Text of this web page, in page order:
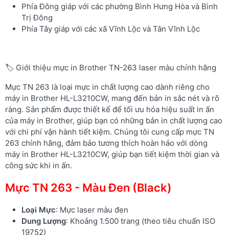
Phía Đông giáp với các phường Bình Hưng Hòa và Bình
Trị Đông
Phía Tây giáp với các xã Vĩnh Lộc và Tân Vĩnh Lộc
🏷️ Giới thiệu mực in Brother TN-263 laser màu chính hãng
Mực TN 263 là loại mực in chất lượng cao dành riêng cho
máy in Brother HL-L3210CW, mang đến bản in sắc nét và rõ
ràng. Sản phẩm được thiết kế để tối ưu hóa hiệu suất in ấn
của máy in Brother, giúp bạn có những bản in chất lượng cao
với chi phí vận hành tiết kiệm. Chúng tôi cung cấp mực TN
263 chính hãng, đảm bảo tương thích hoàn hảo với dòng
máy in Brother HL-L3210CW, giúp bạn tiết kiệm thời gian và
công sức khi in ấn.
Mực TN 263 - Màu Đen (Black)
Loại Mực: Mực laser màu đen
Dung Lượng: Khoảng 1.500 trang (theo tiêu chuẩn ISO
19752)